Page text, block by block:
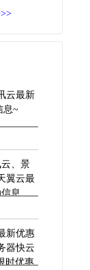
云最新
息~
、景
翼云最
息
新优惠
器快云
时优惠